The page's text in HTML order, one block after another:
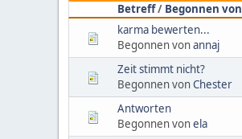
Betreff/ Begonnen von
karma bewerten...
Begonnen vonannaj
Zeit stimmt nicht?
Begonnen vonChester
Antworten
Begonnen vonela